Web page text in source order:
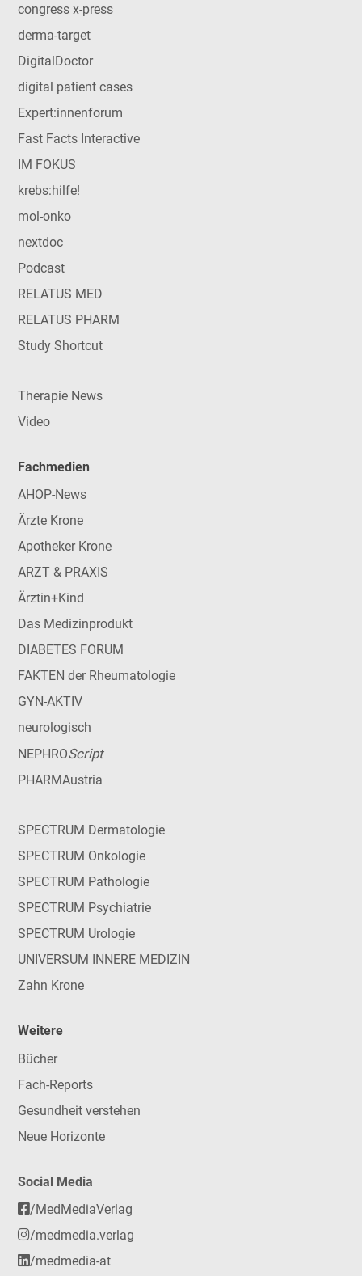
congress x-press
derma-target
DigitalDoctor
digital patient cases
Expert:innenforum
Fast Facts Interactive
IM FOKUS
krebs:hilfe!
mol-onko
nextdoc
Podcast
RELATUS MED
RELATUS PHARM
Study Shortcut
Therapie News
Video
Fachmedien
AHOP-News
Ärzte Krone
Apotheker Krone
ARZT & PRAXIS
Ärztin+Kind
Das Medizinprodukt
DIABETES FORUM
FAKTEN der Rheumatologie
GYN-AKTIV
neurologisch
NEPHROScript
PHARMAustria
SPECTRUM Dermatologie
SPECTRUM Onkologie
SPECTRUM Pathologie
SPECTRUM Psychiatrie
SPECTRUM Urologie
UNIVERSUM INNERE MEDIZIN
Zahn Krone
Weitere
Bücher
Fach-Reports
Gesundheit verstehen
Neue Horizonte
Social Media
/MedMediaVerlag
/medmedia.verlag
/medmedia-at